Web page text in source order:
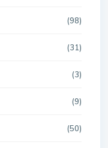
(98)
(31)
(3)
(9)
(50)